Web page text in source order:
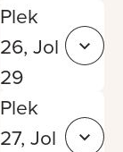
Plek
26, Jol
29
Sluit
Plek
27, Jol
Sluit